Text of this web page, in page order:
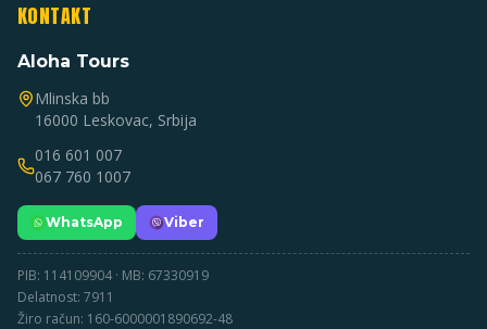
KONTAKT
Aloha Tours
Mlinska bb
16000 Leskovac, Srbija
016 601 007
067 760 1007
WhatsApp Viber
PIB: 114109904 · MB: 67330919
Delatnost: 7911
Žiro račun: 160-6000001890692-48